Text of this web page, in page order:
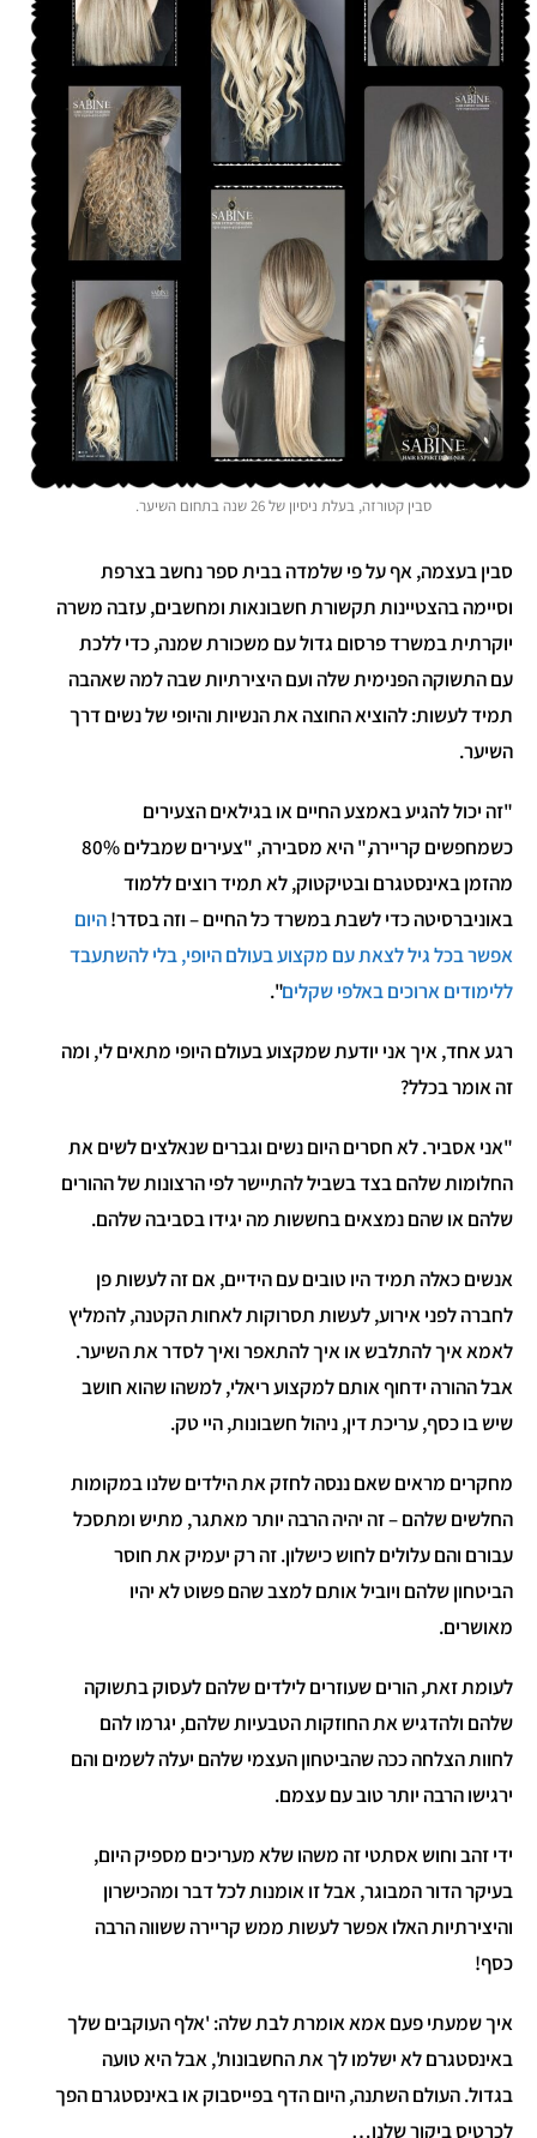
סבין קטורזה, בעלת ניסיון של 26 שנה בתחום השיער.
סבין בעצמה, אף על פי שלמדה בבית ספר נחשב בצרפת
וסיימה בהצטיינות תקשורת חשבונאות ומחשבים, עזבה משרה
יוקרתית במשרד פרסום גדול עם משכורת שמנה, כדי ללכת
עם התשוקה הפנימית שלה ועם היצירתיות שבה למה שאהבה
תמיד לעשות: להוציא החוצה את הנשיות והיופי של נשים דרך
השיער.
"זה יכול להגיע באמצע החיים או בגילאים הצעירים
כשמחפשים קריירה," היא מסבירה, "צעירים שמבלים 80%
מהזמן באינסטגרם ובטיקטוק, לא תמיד רוצים ללמוד
באוניברסיטה כדי לשבת במשרד כל החיים – וזה בסדר!היום
אפשר בכל גיל לצאת עם מקצוע בעולם היופי, בלי להשתעבד
ללימודים ארוכים באלפי שקלים".
רגע אחד, איך אני יודעת שמקצוע בעולם היופי מתאים לי, ומה
זה אומר בכלל?
"אני אסביר. לא חסרים היום נשים וגברים שנאלצים לשים את
החלומות שלהם בצד בשביל להתיישר לפי הרצונות של ההורים
שלהם או שהם נמצאים בחששות מה יגידו בסביבה שלהם.
אנשים כאלה תמיד היו טובים עם הידיים, אם זה לעשות פן
לחברה לפני אירוע, לעשות תסרוקות לאחות הקטנה, להמליץ
לאמא איך להתלבש או איך להתאפר ואיך לסדר את השיער.
אבל ההורה ידחוף אותם למקצוע ריאלי, למשהו שהוא חושב
שיש בו כסף, עריכת דין, ניהול חשבונות, היי טק.
מחקרים מראים שאם ננסה לחזק את הילדים שלנו במקומות
החלשים שלהם – זה יהיה הרבה יותר מאתגר, מתיש ומתסכל
עבורם והם עלולים לחוש כישלון. זה רק יעמיק את חוסר
הביטחון שלהם ויוביל אותם למצב שהם פשוט לא יהיו
מאושרים.
לעומת זאת, הורים שעוזרים לילדים שלהם לעסוק בתשוקה
שלהם ולהדגיש את החוזקות הטבעיות שלהם, יגרמו להם
לחוות הצלחה ככה שהביטחון העצמי שלהם יעלה לשמים והם
ירגישו הרבה יותר טוב עם עצמם.
ידי זהב וחוש אסתטי זה משהו שלא מעריכים מספיק היום,
בעיקר הדור המבוגר, אבל זו אומנות לכל דבר ומהכישרון
והיצירתיות האלו אפשר לעשות ממש קריירה ששווה הרבה
כסף!
איך שמעתי פעם אמא אומרת לבת שלה: 'אלף העוקבים שלך
באינסטגרם לא ישלמו לך את החשבונות', אבל היא טועה
בגדול. העולם השתנה, היום הדף בפייסבוק או באינסטגרם הפך
לכרטיס ביקור שלנו…